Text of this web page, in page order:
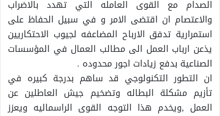
الصدام مع القوى العامله التي تهدد بالاضراب
والاعتصام ان اقتضى الامر و في سبيل الحفاظ على
استمرارية تدفق الارباح المضاعفه لجيوب الاحتكاريين
يذعن ارباب العمل الى مطالب العمال في المؤسسات
الصناعية بدفع زيادات اجور محدوده .
ان التطور التكنولوجي قد ساهم بدرجة كبيره في
تأزيم مشكلة البطاله وتضخيم جيش العاطلين عن
العمل ,ويخدم هذا التوجه القوى الراسماليه ويعزز